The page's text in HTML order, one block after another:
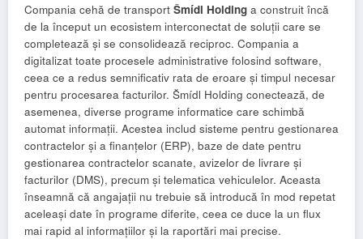
Compania cehă de transport Šmídl Holding a construit încă
de la început un ecosistem interconectat de soluții care se
completează și se consolidează reciproc. Compania a
digitalizat toate procesele administrative folosind software,
ceea ce a redus semnificativ rata de eroare și timpul necesar
pentru procesarea facturilor. Šmídl Holding conectează, de
asemenea, diverse programe informatice care schimbă
automat informații. Acestea includ sisteme pentru gestionarea
contractelor și a finanțelor (ERP), baze de date pentru
gestionarea contractelor scanate, avizelor de livrare și
facturilor (DMS), precum și telematica vehiculelor. Aceasta
înseamnă că angajații nu trebuie să introducă în mod repetat
aceleași date în programe diferite, ceea ce duce la un flux
mai rapid al informațiilor și la raportări mai precise.